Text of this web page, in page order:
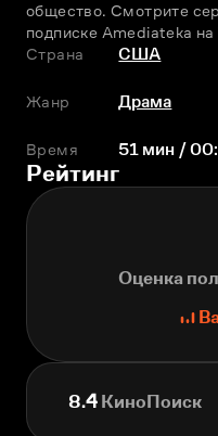
общество. Смотрите
подписке Amediateka
Страна
США
Жанр Драма
Время 51 мин /
Рейтинг
Оценка
8.4КиноПоиск